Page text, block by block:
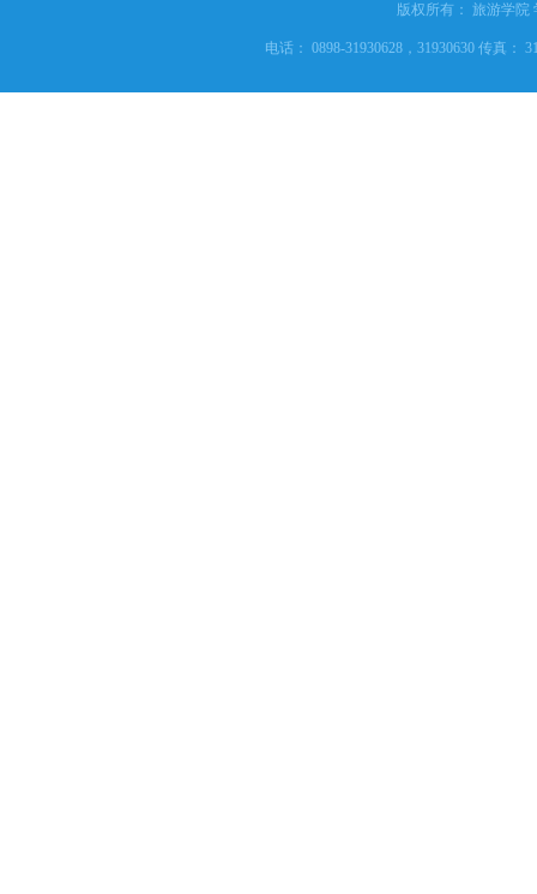
版权所有： 旅游学院
电话： 0898-31930628，31930630 传真：